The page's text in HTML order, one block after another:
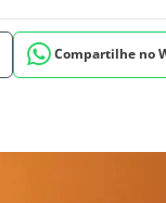
Compartilhe no